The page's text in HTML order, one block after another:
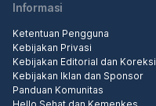
Informasi
Ketentuan Pengguna
Kebijakan Privasi
Kebijakan Editorial dan Koreksi
Kebijakan Iklan dan Sponsor
Panduan Komunitas